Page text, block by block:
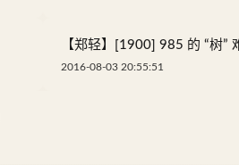
【郑轻】[1900] 985 的 “树”
2016-08-03 20:55:51